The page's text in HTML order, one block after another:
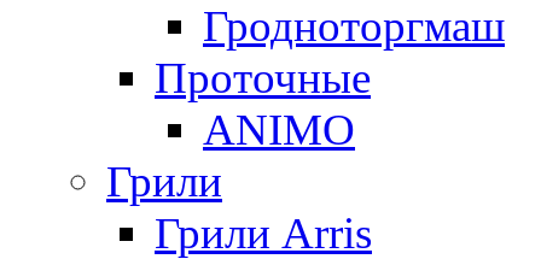
Гродноторгмаш
Проточные
ANIMO
Грили
Грили Arris